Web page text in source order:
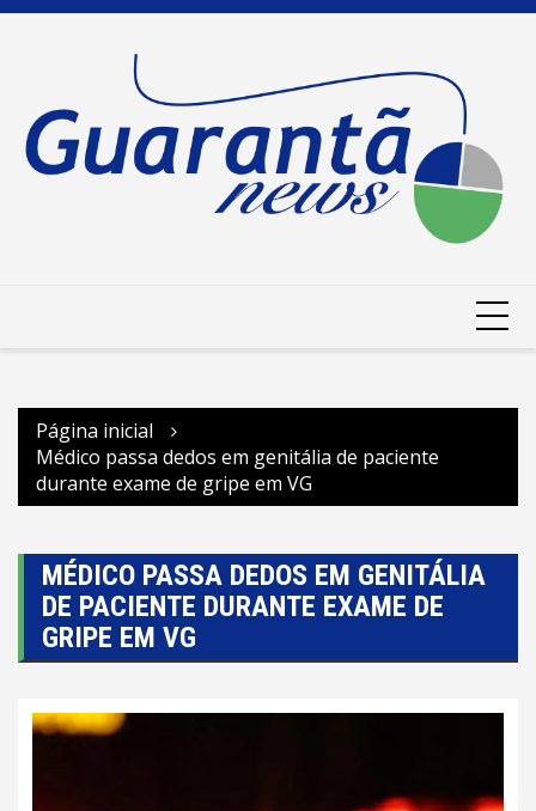
Ir
Página inicial
Médico passa dedos em genitália de paciente
durante exame de gripe em VG
MÉDICO PASSA DEDOS EM GENITÁLIA
DE PACIENTE DURANTE EXAME DE
GRIPE EM VG